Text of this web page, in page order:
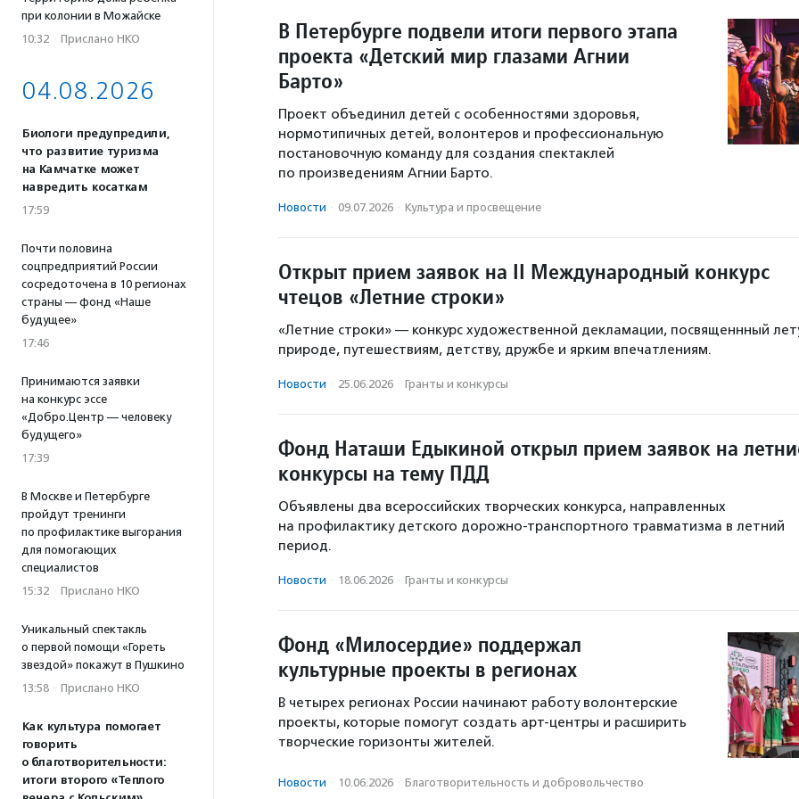
при колонии в Можайске
10:32 · Прислано НКО
04.08.2026
Биологи предупредили,
что развитие туризма
на Камчатке может
навредить косаткам
17:59
Почти половина
соцпредприятий России
сосредоточена в 10 регионах
страны — фонд «Наше
будущее»
17:46
Принимаются заявки
на конкурс эссе
«Добро.Центр — человеку
будущего»
17:39
В Москве и Петербурге
пройдут тренинги
по профилактике выгорания
для помогающих
специалистов
15:32 · Прислано НКО
Уникальный спектакль
о первой помощи «Гореть
звездой» покажут в Пушкино
13:58 · Прислано НКО
Как культура помогает
говорить
о благотворительности:
итоги второго «Теплого
В Петербурге подвели итоги первого этапа
проекта «Детский мир глазами Агнии
Барто»
Проект объединил детей с особенностями здоровья,
нормотипичных детей, волонтеров и профессиональную
постановочную команду для создания спектаклей
по произведениям Агнии Барто.
Новости · 09.07.2026 · Культура и просвещение
Открыт прием заявок на II Международный конкурс
чтецов «Летние строки»
«Летние строки» — конкурс художественной декламации, посвященнный
природе, путешествиям, детству, дружбе и ярким впечатлениям.
Новости · 25.06.2026 · Гранты и конкурсы
Фонд Наташи Едыкиной открыл прием заявок на
конкурсы на тему ПДД
Объявлены два всероссийских творческих конкурса, направленных
на профилактику детского дорожно-транспортного травматизма в летний
период.
Новости · 18.06.2026 · Гранты и конкурсы
Фонд «Милосердие» поддержал
культурные проекты в регионах
В четырех регионах России начинают работу волонтерские
проекты, которые помогут создать арт-центры и расширить
творческие горизонты жителей.
Новости · 10.06.2026 · Благотвори­тель­ность и доброволь­чест­во